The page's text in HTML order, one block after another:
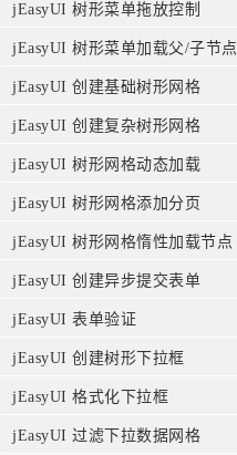
jEasyUI 树形菜单拖放控制
jEasyUI 树形菜单加载父/子节点
jEasyUI 创建基础树形网格
jEasyUI 创建复杂树形网格
jEasyUI 树形网格动态加载
jEasyUI 树形网格添加分页
jEasyUI 树形网格惰性加载节点
jEasyUI 创建异步提交表单
jEasyUI 表单验证
jEasyUI 创建树形下拉框
jEasyUI 格式化下拉框
jEasyUI 过滤下拉数据网格